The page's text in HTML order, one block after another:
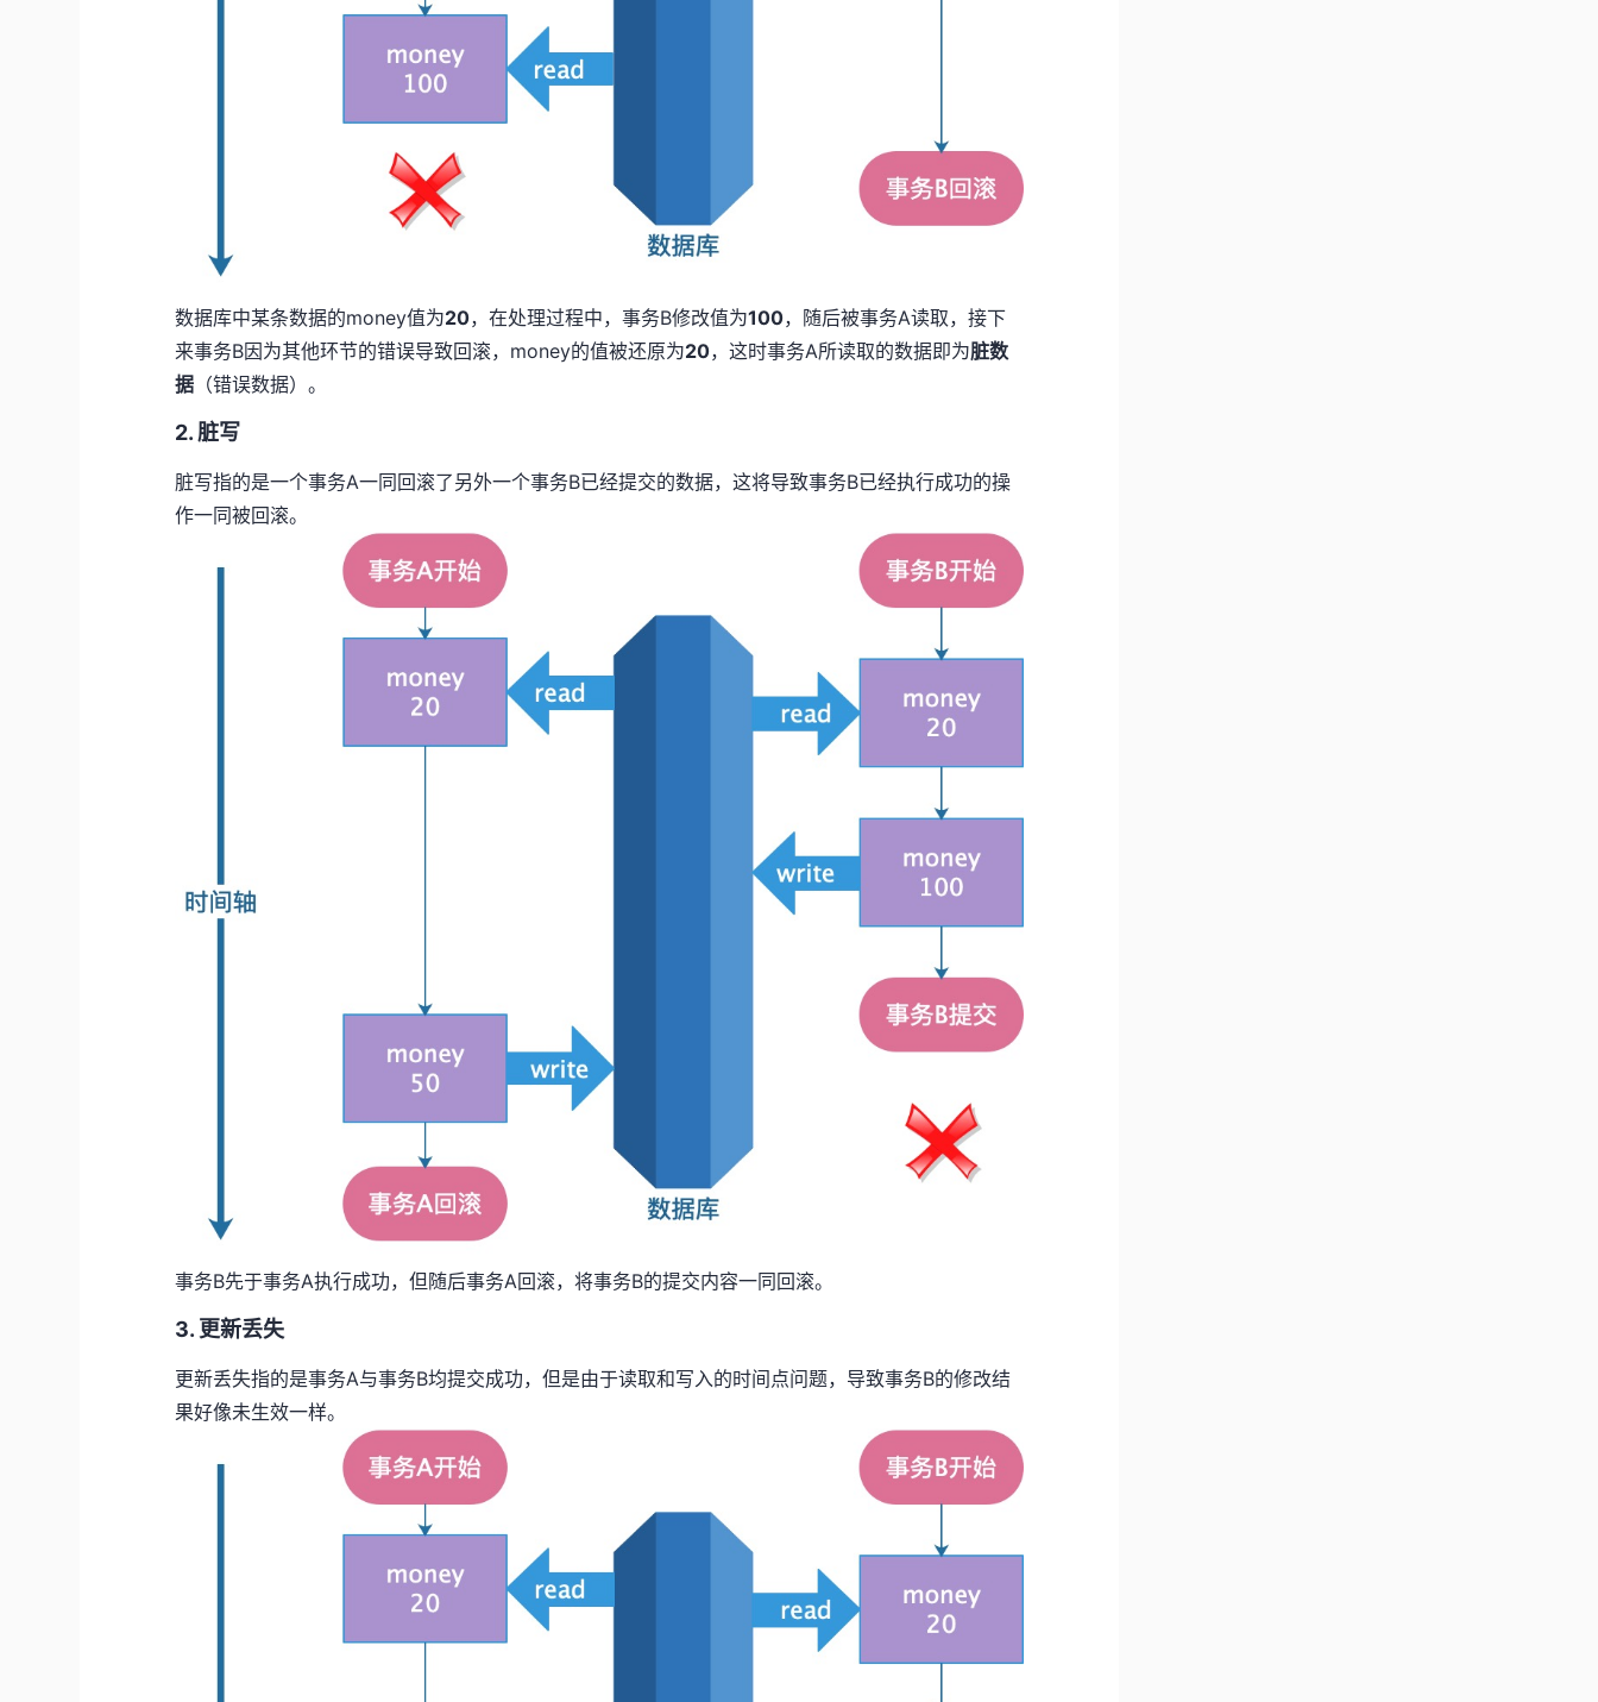
数据库中某条数据的money值为20，在处理过程中，事务B修改值为100，随后被事务A读取，接下
来事务B因为其他环节的错误导致回滚，money的值被还原为20，这时事务A所读取的数据即为脏数
据 （错误数据）。
2. 脏写
脏写指的是一个事务A一同回滚了另外一个事务B已经提交的数据，这将导致事务B已经执行成功的操
作一同被回滚。
事务B先于事务A执行成功，但随后事务A回滚，将事务B的提交内容一同回滚。
3. 更新丢失
更新丢失指的是事务A与事务B均提交成功，但是由于读取和写入的时间点问题，导致事务B的修改结
果好像未生效一样。